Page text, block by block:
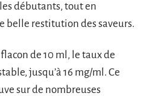
débutants, tout en
belle restitution des saveurs.
de 10 ml, le taux de
jusqu’à 16 mg/ml. Ce
sur de nombreuses